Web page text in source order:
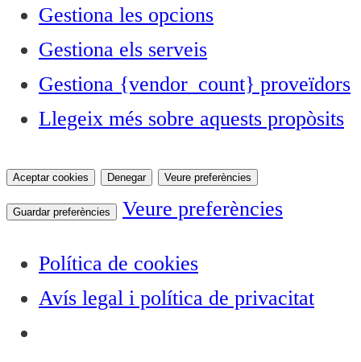
Gestiona les opcions
Gestiona els serveis
Gestiona {vendor_count} proveïdors
Llegeix més sobre aquests propòsits
Aceptar cookies Denegar Veure preferències
Guardar preferències Veure preferències
Política de cookies
Avís legal i política de privacitat